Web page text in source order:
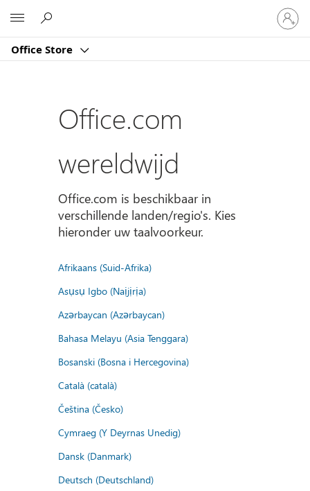
Office Store
Meld
je
aan
je
Office.com
wereldwijd
Office.com is beschikbaar in
verschillende landen/regio's. Kies
hieronder uw taalvoorkeur.
Afrikaans (Suid-Afrika)
Asụsụ Igbo (Naịjịrịa)
Azərbaycan (Azərbaycan)
Bahasa Melayu (Asia Tenggara)
Bosanski (Bosna i Hercegovina)
Català (català)
Čeština (Česko)
Cymraeg (Y Deyrnas Unedig)
Dansk (Danmark)
Deutsch (Deutschland)